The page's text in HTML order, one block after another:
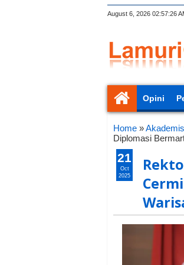
August 6, 2026 02:57:27
Opini
Home »
Diplomasi
21
Oct
2025